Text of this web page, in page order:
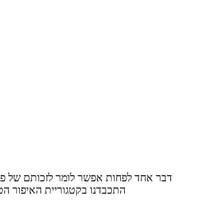
התכבדנו בקטגוריית האיפור